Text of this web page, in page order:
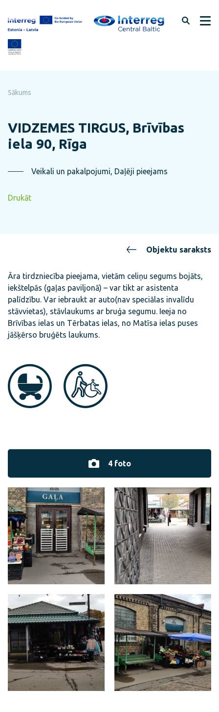
uz
lapas
saturu
Sākums
VIDZEMES TIRGUS, Brīvības
iela 90, Rīga
Veikali un pakalpojumi, Daļēji pieejams
Drukāt
Objektu saraksts
Āra tirdzniecība pieejama, vietām celiņu segums bojāts,
iekštelpās (gaļas paviljonā) – var tikt ar asistenta
palīdzību. Var iebraukt ar auto(nav speciālas invalīdu
stāvvietas), stāvlaukums ar bruģa segumu. Ieeja no
Brīvības ielas un Tērbatas ielas, no Matīsa ielas puses
jāšķērso bruģēts laukums.
4 foto